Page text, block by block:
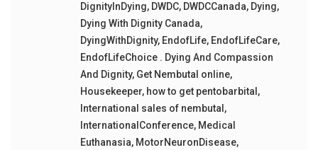
DignityInDying, DWDC, DWDCCanada, Dying,
Dying With Dignity Canada,
DyingWithDignity, EndofLife, EndofLifeCare,
EndofLifeChoice . Dying And Compassion
And Dignity, Get Nembutal online,
Housekeeper, how to get pentobarbital ,
International sales of nembutal ,
InternationalConference, Medical
Euthanasia, MotorNeuronDisease,